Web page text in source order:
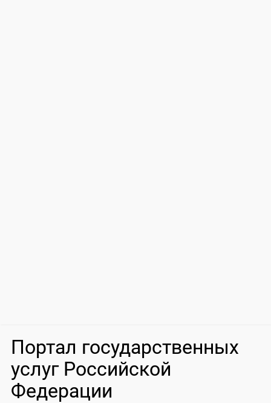
Портал государственных
услуг Российской
Федерации